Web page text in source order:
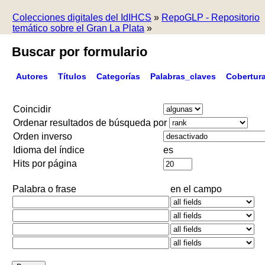
Colecciones digitales del IdIHCS » RepoGLP - Repositorio
temático sobre el Gran La Plata »
Buscar por formulario
Autores Títulos Categorías Palabras_claves
Coincidir
Ordenar resultados de búsqueda por
Orden inverso
Idioma del índice
es
Hits por página
Palabra o frase en el campo